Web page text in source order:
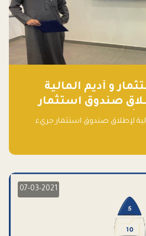
و أديم المالية
صندوق استثمار
لإطلاق صندوق استثمار جريء
07-03-2021